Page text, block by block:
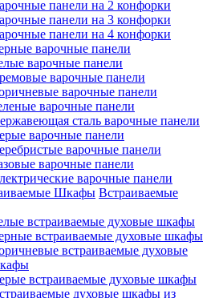
панели на 2 конфорки
панели на 3 конфорки
панели на 4 конфорки
варочные панели
варочные панели
варочные панели
варочные панели
варочные панели
сталь варочные панели
варочные панели
варочные панели
варочные панели
варочные панели
Встраиваемые
встраиваемые духовые шкафы
встраиваемые духовые шкафы
встраиваемые духовые
встраиваемые духовые шкафы
духовые шкафы из